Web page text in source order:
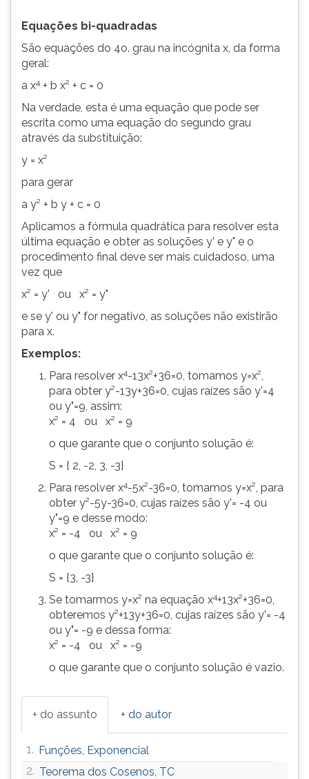
Equações bi-quadradas
São equações do 4o. grau na incógnita x, da forma
geral:
a x4 + b x² + c = 0
Na verdade, esta é uma equação que pode ser
escrita como uma equação do segundo grau
através da substituição:
y = x²
para gerar
a y² + b y + c = 0
Aplicamos a fórmula quadrática para resolver esta
última equação e obter as soluções y' e y" e o
procedimento final deve ser mais cuidadoso, uma
vez que
x² = y' ou x² = y"
e se y' ou y" for negativo, as soluções não existirão
para x.
Exemplos:
Para resolver x4-13x²+36=0, tomamos y=x²,
para obter y²-13y+36=0, cujas raízes são y'=4
ou y"=9, assim:
x² = 4 ou x² = 9
o que garante que o conjunto solução é:
S = { 2, -2, 3, -3}
Para resolver x4-5x²-36=0, tomamos y=x², para
obter y²-5y-36=0, cujas raízes são y'= -4 ou
y"=9 e desse modo:
x² = -4 ou x² = 9
o que garante que o conjunto solução é:
S = {3, -3}
Se tomarmos y=x² na equação x4+13x²+36=0,
obteremos y²+13y+36=0, cujas raízes são y'= -4
ou y"= -9 e dessa forma:
x² = -4 ou x² = -9
o que garante que o conjunto solução é vazio.
+ do assunto + do autor
1. Funções, Exponencial
2. Teorema dos Cosenos, TC